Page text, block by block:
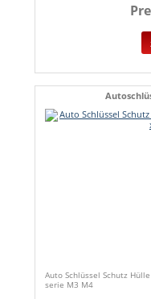
Auto Schlüssel Schutz
serie M3 M4